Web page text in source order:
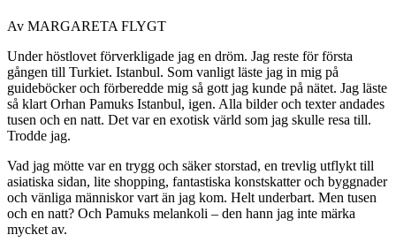
Av MARGARETA FLYGT
Under höstlovet förverkligade jag en dröm. Jag reste för första
gången till Turkiet. Istanbul. Som vanligt läste jag in mig på
guideböcker och förberedde mig så gott jag kunde på nätet. Jag läste
så klart Orhan Pamuks Istanbul, igen. Alla bilder och texter andades
tusen och en natt. Det var en exotisk värld som jag skulle resa till.
Trodde jag.
Vad jag mötte var en trygg och säker storstad, en trevlig utflykt till
asiatiska sidan, lite shopping, fantastiska konstskatter och byggnader
och vänliga människor vart än jag kom. Helt underbart. Men tusen
och en natt? Och Pamuks melankoli – den hann jag inte märka
mycket av.